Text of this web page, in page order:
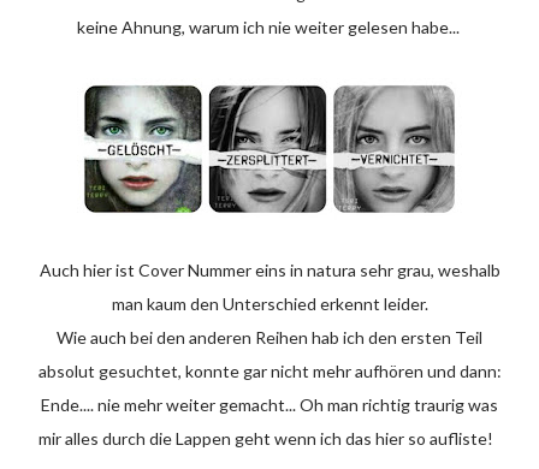
keine Ahnung, warum ich nie weiter gelesen habe...
Auch hier ist Cover Nummer eins in natura sehr grau, weshalb
man kaum den Unterschied erkennt leider.
Wie auch bei den anderen Reihen hab ich den ersten Teil
absolut gesuchtet, konnte gar nicht mehr aufhören und dann:
Ende.... nie mehr weiter gemacht... Oh man richtig traurig was
mir alles durch die Lappen geht wenn ich das hier so aufliste!